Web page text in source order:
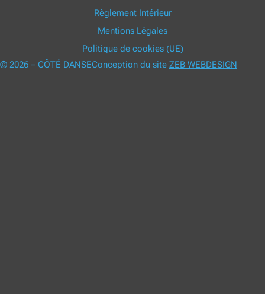
Règlement Intérieur
Mentions Légales
Politique de cookies (UE)
© 2026 – CÔTÉ DANSEConception du site ZEB WEBDESIGN